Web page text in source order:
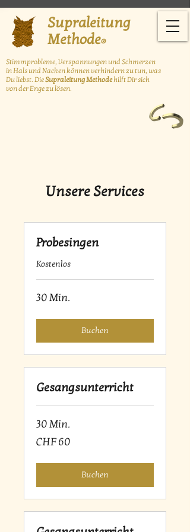
Stimmprobleme, Verspannungen und Schmerzen
in Hals und Nacken könnenverhindern zu tun, was
Du liebst. DieSupraleitung Methodehilft Dir sich
von der Enge zu lösen.
Supraleitung
Methode®
Unsere Services
Probesingen
Kostenlos
30 Min.
Buchen
Gesangsunterricht
30 Min.
60
Schweizer
CHF 60
Buchen